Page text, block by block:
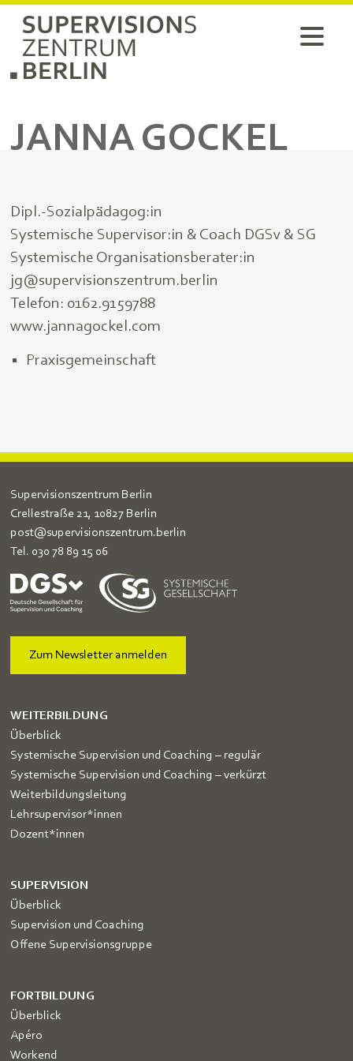
JANNA GOCKEL
Dipl.-Sozialpädagog:in
Systemische Supervisor:in & Coach DGSv & SG
Systemische Organisationsberater:in
jg@supervisionszentrum.berlin
Telefon: 0162.9159788
www.jannagockel.com
Praxisgemeinschaft
Supervisionszentrum Berlin
Crellestraße 21, 10827 Berlin
post@supervisionszentrum.berlin
Tel. 030 78 89 15 06
Zum Newsletter anmelden
WEITERBILDUNG
Überblick
Systemische Supervision und Coaching – regulär
Systemische Supervision und Coaching – verkürzt
Weiterbildungsleitung
Lehrsupervisor*innen
Dozent*innen
SUPERVISION
Überblick
Supervision und Coaching
Offene Supervisionsgruppe
FORTBILDUNG
Überblick
Apéro
Workend